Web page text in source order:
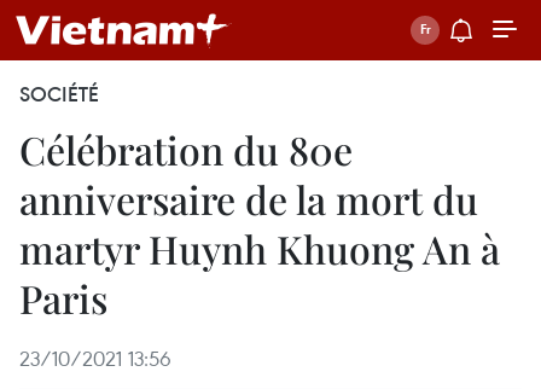
SOCIÉTÉ
Célébration du 80e
anniversaire de la mort du
martyr Huynh Khuong An à
Paris
23/10/2021 13:56